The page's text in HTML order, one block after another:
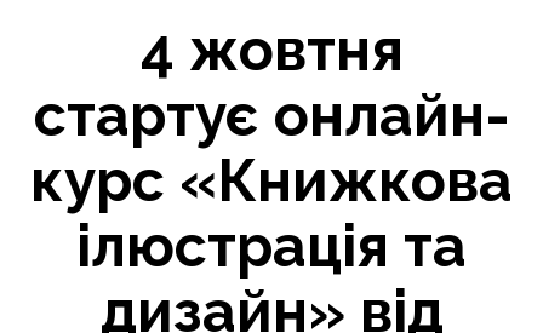
4 жовтня
стартує онлайн-
курс «Книжкова
ілюстрація та
дизайн» від